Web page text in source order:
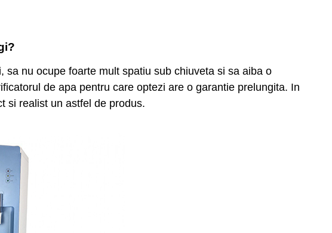
nu ocupe foarte mult spatiu sub chiuveta si sa aiba o
de apa pentru care optezi are o garantie prelungita. In
si realist un astfel de produs.